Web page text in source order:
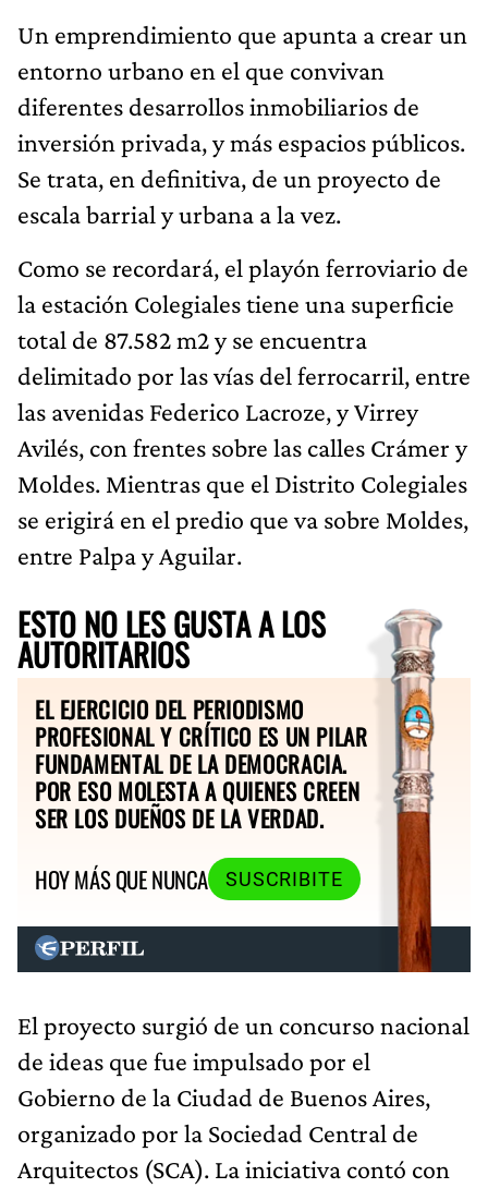
Un emprendimiento que apunta a crear un
entorno urbano en el que convivan
diferentes desarrollos inmobiliarios de
inversión privada, y más espacios públicos.
Se trata, en definitiva, de un proyecto de
escala barrial y urbana a la vez.
Como se recordará, el playón ferroviario de
la estación Colegiales tiene una superficie
total de 87.582 m2 y se encuentra
delimitado por las vías del ferrocarril, entre
las avenidas Federico Lacroze, y Virrey
Avilés, con frentes sobre las calles Crámer y
Moldes. Mientras que el Distrito Colegiales
se erigirá en el predio que va sobre Moldes,
entre Palpa y Aguilar.
ESTO NO LES GUSTA A LOS
AUTORITARIOS
EL EJERCICIO DEL PERIODISMO
PROFESIONAL Y CRÍTICO ES UN PILAR
FUNDAMENTAL DE LA DEMOCRACIA.
POR ESO MOLESTA A QUIENES CREEN
SER LOS DUEÑOS DE LA VERDAD.
HOY MÁS QUE NUNCA
SUSCRIBITE
El proyecto surgió de un concurso nacional
de ideas que fue impulsado por el
Gobierno de la Ciudad de Buenos Aires,
organizado por la Sociedad Central de
Arquitectos (SCA). La iniciativa contó con